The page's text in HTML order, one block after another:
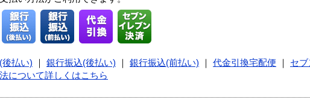
払い) 銀行振込(後払い) 銀行振込(前払い) 代金引換宅配便
セ
について詳しくはこちら